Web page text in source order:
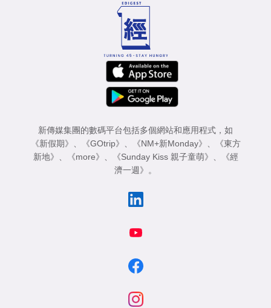
新傳媒集團的數碼平台包括多個網站和應用程式，如
《新假期》
《GOtrip》 《NM+新Monday》
《東方
新地》
《more》 《Sunday Kiss 親子童萌》
《經
濟一週》
。